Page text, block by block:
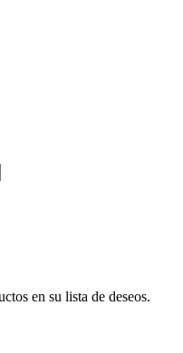
en su lista de deseos.